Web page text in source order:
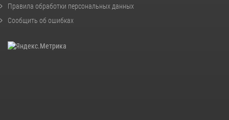
Правила обработки персональных данных
Сообщить об ошибках